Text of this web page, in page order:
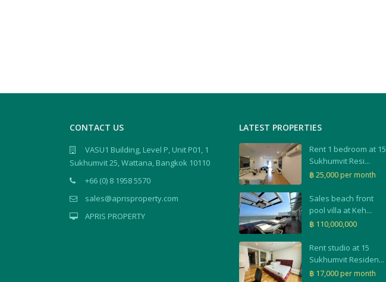
CONTACT US
VASU1 Building, Level P, Unit P01, 1
Sukhumvit 25, Wattana, Bangkok 10110
+66 (0) 8 1958 5570
sales@aprisproperty.com
APRIS PROPERTY
LATEST PROPERTIES
Rent 1 bedroom at 15
Sukhumvit Resi...
฿ 25,000 per month
Sales beach front
pool villa at Keh...
฿ 110,000,000
Rent studio at 15
Sukhumvit Residen...
฿ 17,000 per month